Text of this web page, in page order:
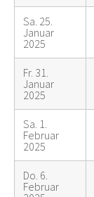
Sa. 25.
Januar
2025
Fr. 31.
Januar
2025
Sa. 1.
Februar
2025
Do. 6.
Februar